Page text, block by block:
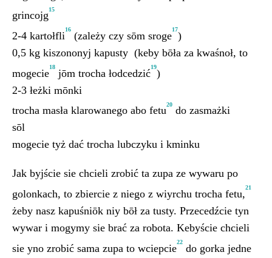
grincojg
15
2-4 kartołfli
16
(zależy czy sōm sroge
17
)
0,5 kg kiszononyj kapusty (keby bōła za kwaśnoł, to
mogecie
18
jōm trocha łodcedzić
19
)
2-3 łeżki mōnki
trocha masła klarowanego abo fetu
20
do zasmażki
sōl
mogecie tyż dać trocha lubczyku i kminku
Jak byjście sie chcieli zrobić ta zupa ze wywaru po
golonkach, to zbiercie z niego z wiyrchu trocha fetu,
21
żeby nasz kapuśniōk niy bōł za tusty. Przecedźcie tyn
wywar i mogymy sie brać za robota. Kebyście chcieli
sie yno zrobić sama zupa to wciepcie
22
do gorka jedne